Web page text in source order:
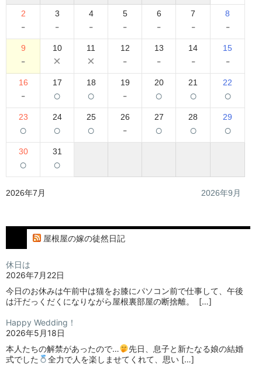
2
-
3
-
4
-
5
-
6
-
7
-
8
-
9
-
10
×
11
×
12
-
13
-
14
-
15
-
16
-
17
○
18
○
19
-
20
○
21
○
22
○
23
○
24
○
25
○
26
-
27
○
28
○
29
○
30
○
31
○
2026年7月 2026年9月
屋根屋の嫁の徒然日記
休日は
2026年7月22日
今日のお休みは午前中は猫をお膝にパソコン前で仕事して、午後
は汗だっくだくになりながら屋根裏部屋の断捨離。⁡ ⁡ […]
Happy Wedding！
2026年5月18日
本人たちの解禁があったので…
⁡⁡先日、息子と新たなる娘の結婚
式でした
⁡⁡⁡全力で人を楽しませてくれて、思い […]